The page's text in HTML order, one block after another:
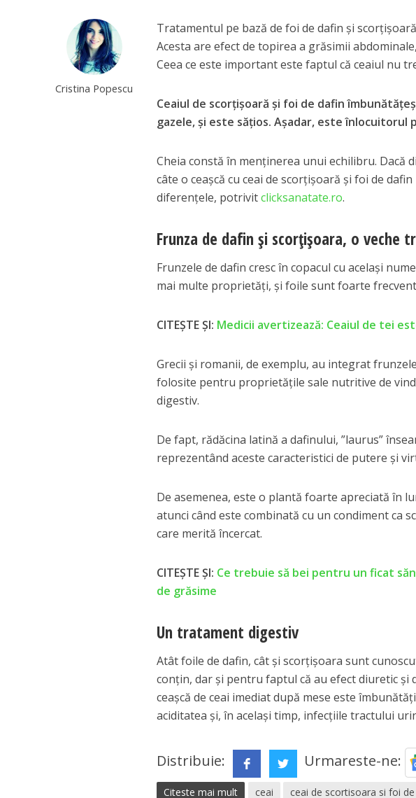
Cristina Popescu
Tratamentul pe bază de foi de dafin și
Acesta are efect de topirea a grăsimii
Ceea ce este important este faptul că ceaiul nu
Ceaiul de scorţişoară și foi de dafin
gazele, și este sățios. Așadar, este
Cheia constă în menținerea unui echilibru. Dacă
câte o ceașcă cu ceai de scorțișoară și foi de
diferențele, potrivitclicksanatate.ro.
Frunza de dafin și scorțișoara, o veche
Frunzele de dafin cresc în copacul cu același
mai multe proprietăți, și foile sunt foarte
CITEȘTE ȘI: Medicii avertizează: Ceaiul de tei
Grecii și romanii, de exemplu, au integrat
folosite pentru proprietățile sale nutritive de
digestiv.
De fapt, rădăcina latină a dafinului, ”laurus”
reprezentând aceste caracteristici de putere și
De asemenea, este o plantă foarte apreciată în
atunci când este combinată cu un condiment
care merită încercat.
CITEȘTE ȘI: Ce trebuie să bei pentru un ficat
de grăsime
Un tratament digestiv
Atât foile de dafin, cât și scorțișoara sunt
conțin, dar și pentru faptul că au efect diuretic și
ceașcă de ceai imediat după mese este
aciditatea și, în același timp, infecțiile tractului
Distribuie: Urmareste-ne:
Citeste mai mult ceai ceai de scortisoara si foi